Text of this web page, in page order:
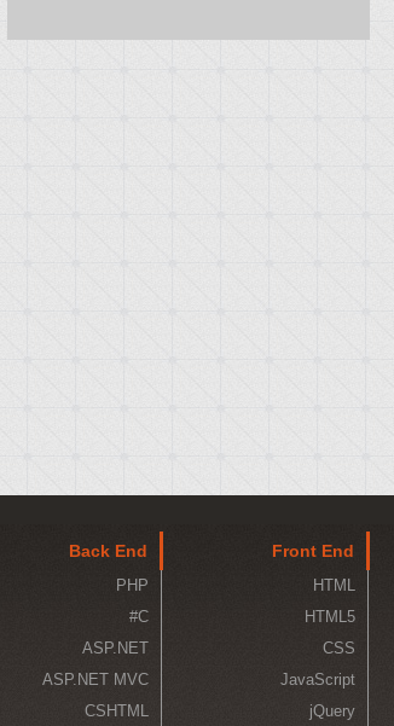
Front End
HTML
HTML5
CSS
JavaScript
jQuery
Back End
PHP
C#
ASP.NET
ASP.NET MVC
CSHTML